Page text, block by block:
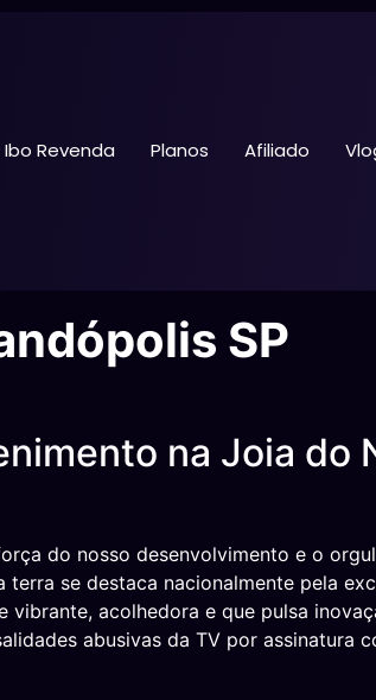
Revenda Planos Afiliado
SP
na Joia do
do nosso desenvolvimento e o
se destaca nacionalmente pela
acolhedora e que pulsa
abusivas da TV por assinatura